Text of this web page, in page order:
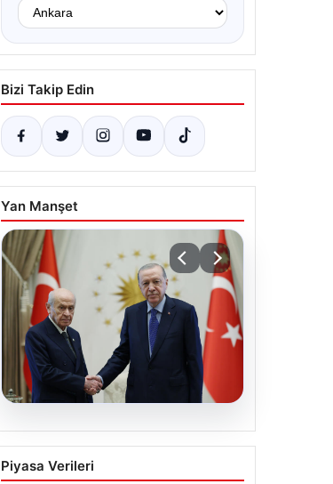
Bizi Takip Edin
Yan Manşet
06.08.2026
Cumhurbaşkanı Erdoğan,
Devlet Bahçeli ile görüştü
Piyasa Verileri